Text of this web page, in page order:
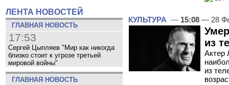
ЛЕНТА НОВОСТЕЙ
ГЛАВНАЯ НОВОСТЬ
17:53
Сергей Цыпляев "Мир как никогда
близко стоит к угрозе третьей
мировой войны"
ГЛАВНАЯ НОВОСТЬ
КУЛЬТУРА — 15:08 — 28
из
Актер
из